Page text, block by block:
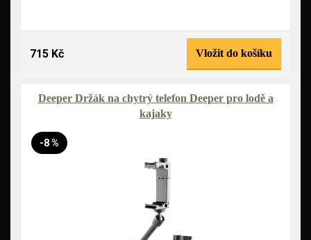
715 Kč Vložit do košíku
Deeper Držák na chytrý telefon Deeper pro lodě a
kajaky
-8 %